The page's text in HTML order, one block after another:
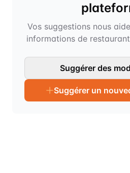
Vos suggestions nous
informations de
Suggérer des
Suggérer un